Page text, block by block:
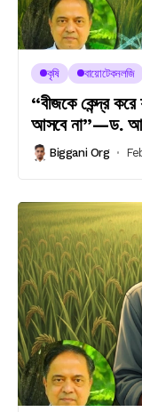
কৃষি বায়োটেকনলজি
“বীজকে কেন্দ্র
আসবে না”—ড.
Biggani Org